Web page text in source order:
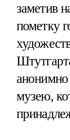
заметив
пометку
музею,